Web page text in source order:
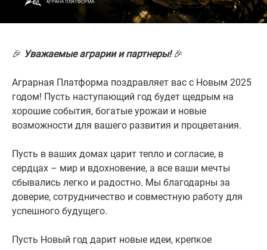
🎉 Уважаемые аграрии и партнеры!🎉
Аграрная Платформа поздравляет вас с Новым 2025
годом! Пусть наступающий год будет щедрым на
хорошие события, богатые урожаи и новые
возможности для вашего развития и процветания.
Пусть в ваших домах царит тепло и согласие, в
сердцах – мир и вдохновение, а все ваши мечты
сбывались легко и радостно. Мы благодарны за
доверие, сотрудничество и совместную работу для
успешного будущего.
Пусть Новый год дарит новые идеи, крепкое